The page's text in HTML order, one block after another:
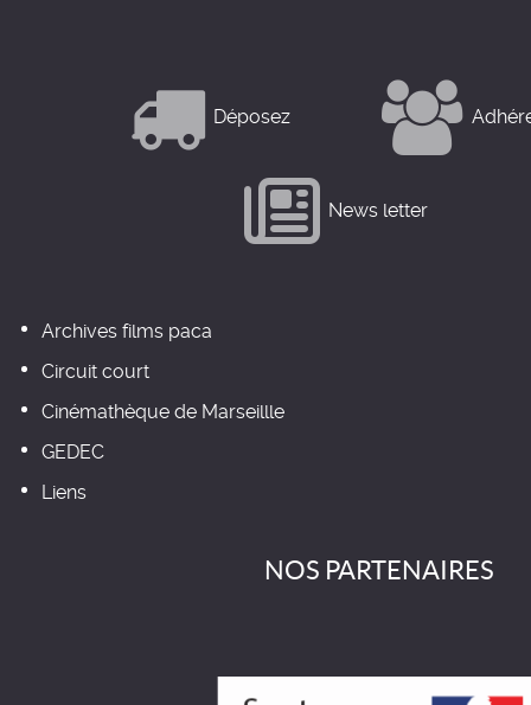
Déposez
News letter
Archives films paca
Circuit court
Cinémathèque de Marseillle
GEDEC
Liens
NOS PARTENAIRES